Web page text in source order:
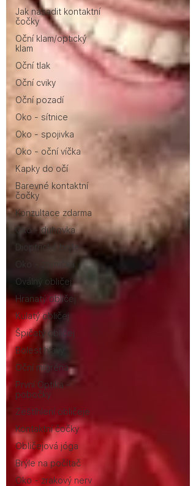
Jak nasadit kontaktní
čočky
Oční klam/optický
klam
Oční tlak
Oční cviky
Oční pozadí
Oko - sítnice
Oko - spojivka
Oko - oční víčka
Kapky do očí
Barevné kontaktní
čočky
Konzultace zdarma
Oko - duhovka
Dioptrické brýle
Oko - zornička
Oválný obličej
Hranatý obličej
Kulatý obličej
Špičatý obličej
Bolest hlavy
Oční migréna
První Optika -
pobočky
Zeštíhlení obličeje
Kontaktní čočky
Obličejová jóga
Brýle na počítač
Oko - zrakový nerv